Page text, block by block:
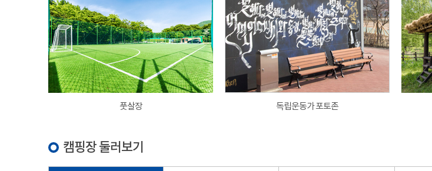
풋살장 독립운동가 포토존
캠핑장 둘러보기